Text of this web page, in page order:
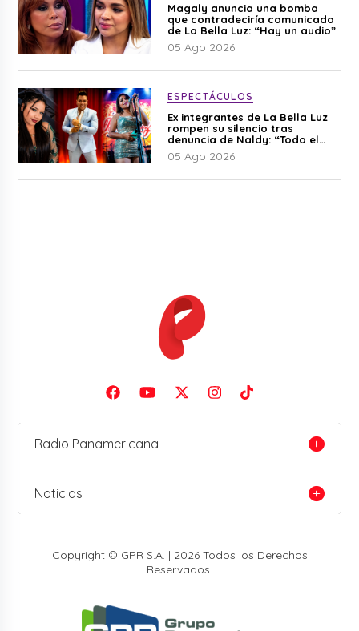
Magaly anuncia una bomba
que contradeciría comunicado
de La Bella Luz: “Hay un audio”
05 Ago 2026
ESPECTÁCULOS
Ex integrantes de La Bella Luz
rompen su silencio tras
denuncia de Naldy: “Todo el
mundo lo sabía”
05 Ago 2026
Radio Panamericana
Noticias
Copyright © GPR S.A. | 2026 Todos los Derechos
Reservados.